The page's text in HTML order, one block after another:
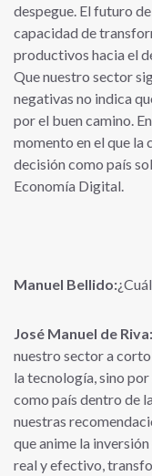
despegue. El futuro
capacidad de
productivos hacia el
Que nuestro sector
negativas no indica
por el buen camino.
momento en el que la
decisión como país
Economía Digital.
Manuel Bellido:
José Manuel de Riva:
nuestro sector a
la tecnología, sino
como país dentro de
nuestras
que anime la
real y efectivo,